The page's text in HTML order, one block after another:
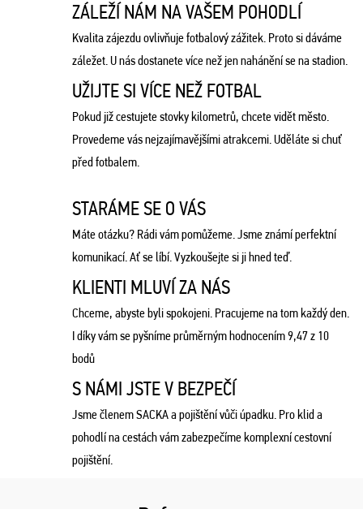
ZÁLEŽÍ NÁM NA VAŠEM POHODLÍ
Kvalita zájezdu ovlivňuje fotbalový zážitek. Proto si dáváme
záležet. U nás dostanete více než jen nahánění se na stadion.
UŽIJTE SI VÍCE NEŽ FOTBAL
Pokud již cestujete stovky kilometrů, chcete vidět město.
Provedeme vás nejzajímavějšími atrakcemi. Uděláte si chuť
před fotbalem.
STARÁME SE O VÁS
Máte otázku? Rádi vám pomůžeme. Jsme známí perfektní
komunikací. Ať se líbí. Vyzkoušejte si ji hned teď.
KLIENTI MLUVÍ ZA NÁS
Chceme, abyste byli spokojeni. Pracujeme na tom každý den.
I díky vám se pyšníme průměrným hodnocením 9,47 z 10
bodů
S NÁMI JSTE V BEZPEČÍ
Jsme členem SACKA a pojištění vůči úpadku. Pro klid a
pohodlí na cestách vám zabezpečíme komplexní cestovní
pojištění.